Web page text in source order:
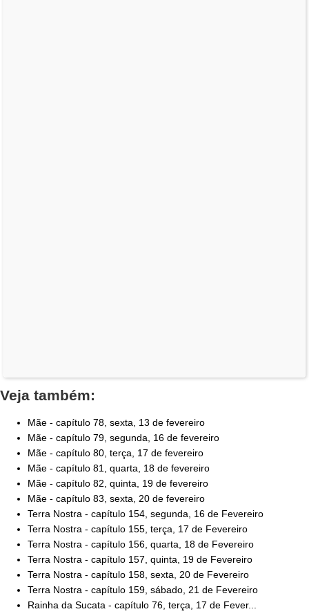
Veja também:
Mãe - capítulo 78, sexta, 13 de fevereiro
Mãe - capítulo 79, segunda, 16 de fevereiro
Mãe - capítulo 80, terça, 17 de fevereiro
Mãe - capítulo 81, quarta, 18 de fevereiro
Mãe - capítulo 82, quinta, 19 de fevereiro
Mãe - capítulo 83, sexta, 20 de fevereiro
Terra Nostra - capítulo 154, segunda, 16 de Fevereiro
Terra Nostra - capítulo 155, terça, 17 de Fevereiro
Terra Nostra - capítulo 156, quarta, 18 de Fevereiro
Terra Nostra - capítulo 157, quinta, 19 de Fevereiro
Terra Nostra - capítulo 158, sexta, 20 de Fevereiro
Terra Nostra - capítulo 159, sábado, 21 de Fevereiro
Rainha da Sucata - capítulo 76, terça, 17 de Fever...